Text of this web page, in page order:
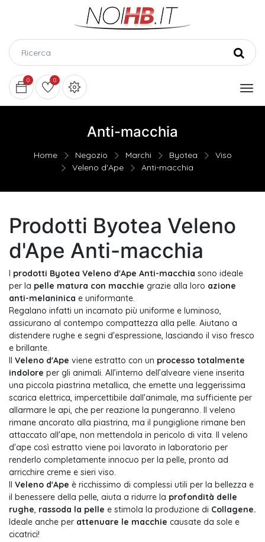
0 0
Anti-macchia
Home Negozio Marchi Byotea
Viso
Veleno d'Ape
Anti-macchia
Prodotti Byotea Veleno
d'Ape Anti-macchia
I prodotti Byotea Veleno d'Ape Anti-macchia sono ideale
per la pelle matura con macchie grazie alla loro azione
anti-melaninica e uniformante.
Regalano infatti un incarnato più uniforme e luminoso,
assicurano al contempo compattezza alla pelle. Aiutano a
distendere rughe e segni d'espressione, lasciando il viso fresco
e brillante.
Il Veleno d'Ape viene estratto con un processo totalmente
indolore per gli animali. All’interno dell’alveare viene inserita
una piccola piastrina metallica, che emette una leggerissima
scarica elettrica, impercettibile dall'animale, ma sufficiente per
allarmare le api, che per reazione la pungeranno. Il veleno
rimane ancorato alla piastrina, ma il pungiglione rimane ben
attaccato all'ape, non mettendola in pericolo di vita. Il veleno
d'ape così estratto viene poi lavorato in laboratorio per
renderlo completamente innocuo per la pelle, pronto ad
arricchire creme e sieri viso.
Il Veleno d'Ape è ricchissimo di complessi utili per la bellezza e
il benessere della pelle, aiuta a ridurre la profondità delle
rughe, rassoda la pelle e stimola la produzione di Collagene.
Ideale anche per attenuare le macchie causate da sole e
cicatrici!